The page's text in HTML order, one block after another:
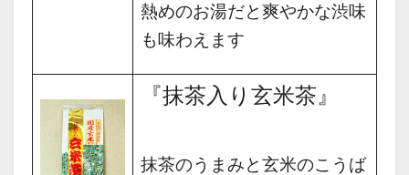
熱めのお湯だと爽やかな渋味
も味わえます
『抹茶入り玄米茶』
抹茶のうまみと玄米のこうば